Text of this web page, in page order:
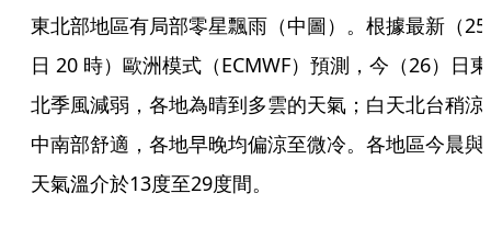
東北部地區有局部零星飄雨（中圖）。根據最新（25
日 20 時）歐洲模式（ECMWF）預測，今（26）日東
北季風減弱，各地為晴到多雲的天氣；白天北台稍涼
中南部舒適，各地早晚均偏涼至微冷。各地區今晨與
天氣溫介於13度至29度間。